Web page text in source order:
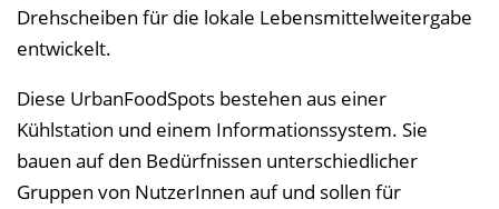
Drehscheiben für die lokale Lebensmittelweitergabe
entwickelt.
Diese UrbanFoodSpots bestehen aus einer
Kühlstation und einem Informationssystem. Sie
bauen auf den Bedürfnissen unterschiedlicher
Gruppen von NutzerInnen auf und sollen für